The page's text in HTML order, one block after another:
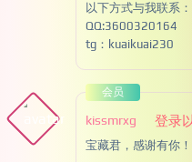
以下方式与我联系：
QQ:3600320164
tg：kuaikuai230
会员
登录
kissmrxg
宝藏君，感谢有你